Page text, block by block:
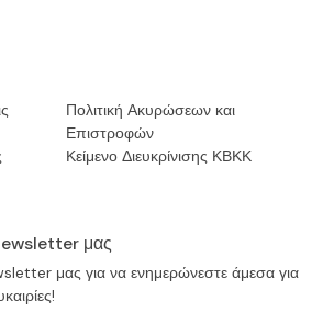
Πολιτική Ακυρώσεων και
Επιστροφών
Κείμενο Διευκρίνισης ΚΒΚΚ
μας
μας για να ενημερώνεστε άμεσα για